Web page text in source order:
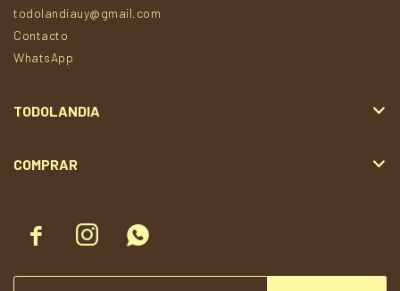
  
todolandiauy@gmail.com
Contacto
WhatsApp
TODOLANDIA
COMPRAR